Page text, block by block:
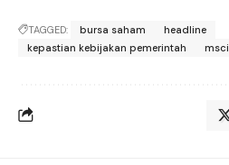
TAGGED: bursa saham
headline
kepastian kebijakan pemerintah
msci